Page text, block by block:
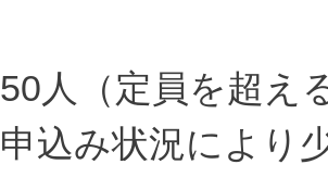
50人（定員を超え
申込み状況により